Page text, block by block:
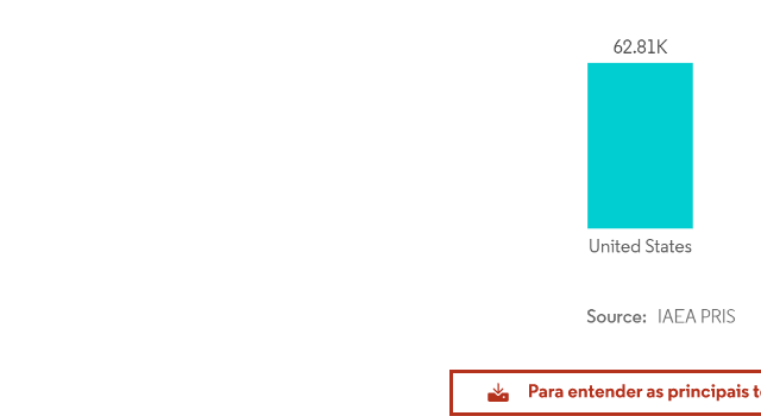
Imagem © Mordor Intelligence. O reuso requer